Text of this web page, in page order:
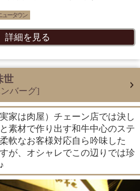
ュータウン
詳細を見る
世
バーグ]
家は肉屋）チェーン店では決し
素材で作り出す和牛中心のステ
軟なお客様対応自ら吟味した
が、オシャレでこの辺りでは珍